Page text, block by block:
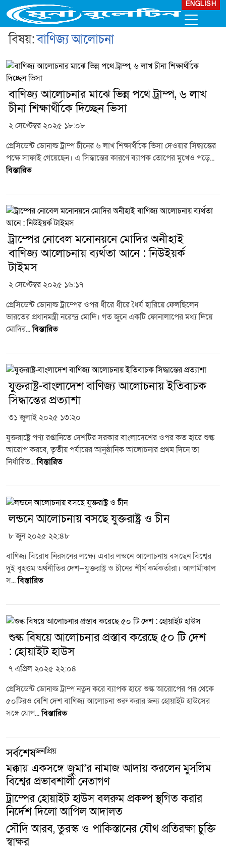
ENGLISH
বিষয়:বাণিজ্য আলোচনা
বাণিজ্য আলোচনার মাঝে ভিন্ন পথে ট্রাম্প, ৬ লাখ
চীনা শিক্ষার্থীকে দিচ্ছেন ভিসা
২ সেপ্টেম্বর ২০২৫ ১৮:০৮
প্রেসিডেন্ট ডোনাল্ড ট্রাম্প চীনের ৬ লাখ শিক্ষার্থীকে ভিসা দেওয়ার সিদ্ধান্তের
পক্ষে সাফাই গেয়েছেন। এ সিদ্ধান্তের কারণে ব্যাপক তোপের মুখেও পড়ে...
বিস্তারিত
ট্রাম্পের নোবেল মনোনয়নে মোদির অনীহাই
বাণিজ্য আলোচনায় ব্যর্থতা আনে : নিউইয়র্ক
টাইমস
২ সেপ্টেম্বর ২০২৫ ১৬:১৭
প্রেসিডেন্ট ডোনাল্ড ট্রাম্পের ওপর ধীরে ধীরে ধৈর্য হারিয়ে ফেলছিলেন
ভারতের প্রধানমন্ত্রী নরেন্দ্র মোদি। গত জুনে একটি ফোনালাপের মধ্য দিয়ে
মোদির...বিস্তারিত
যুক্তরাষ্ট্র-বাংলাদেশ বাণিজ্য আলোচনায় ইতিবাচক
সিদ্ধান্তের প্রত্যাশা
৩১ জুলাই ২০২৫ ১৩:২০
যুক্তরাষ্ট্রে পণ্য রপ্তানিতে দেশটির সরকার বাংলাদেশের ওপর কত হারে শুল্ক
আরোপ করবে, তৃতীয় পর্যায়ের আনুষ্ঠানিক আলোচনার প্রথম দিনে তা
নির্ধারিত...বিস্তারিত
লন্ডনে আলোচনায় বসছে যুক্তরাষ্ট্র ও চীন
৮ জুন ২০২৫ ২২:৪৮
বাণিজ্য বিরোধ নিরসনের লক্ষ্যে এবার লন্ডনে আলোচনায় বসছেন বিশ্বের
দুই বৃহত্তম অর্থনীতির দেশ—যুক্তরাষ্ট্র ও চীনের শীর্ষ কর্মকর্তারা। আগামীকাল
স...বিস্তারিত
শুল্ক বিষয়ে আলোচনার প্রস্তাব করেছে ৫০ টি দেশ
: হোয়াইট হাউস
৭ এপ্রিল ২০২৫ ২২:০৪
প্রেসিডেন্ট ডোনাল্ড ট্রাম্প নতুন করে ব্যাপক হারে শুল্ক আরোপের পর থেকে
৫০টিরও বেশি দেশ বাণিজ্য আলোচনা শুরু করার জন্য হোয়াইট হাউসের
সঙ্গে যোগ...বিস্তারিত
সর্বশেষজনপ্রিয়
মক্কায় একসঙ্গে জুমা’র নামাজ আদায় করলেন মুসলিম
বিশ্বের প্রভাবশালী নেতাগণ
ট্রাম্পের হোয়াইট হাউস বলরুম প্রকল্প স্থগিত করার
নির্দেশ দিলো আপিল আদালত
সৌদি আরব, তুরস্ক ও পাকিস্তানের যৌথ প্রতিরক্ষা চুক্তি
স্বাক্ষর